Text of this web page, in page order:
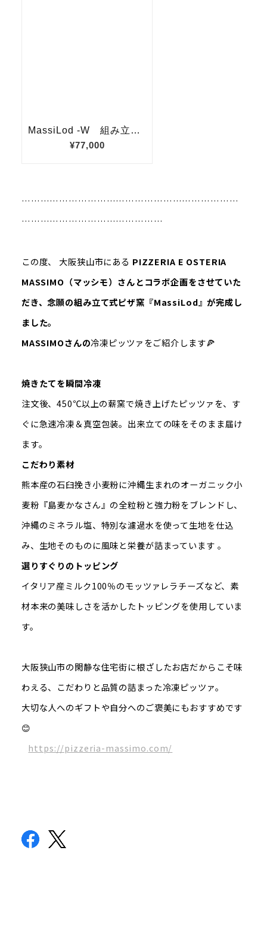
……………………………………………………………
………………………………………
この度、 大阪狭山市にある PIZZERIA E OSTERIA
MASSIMO（マッシモ）さんとコラボ企画をさせていた
だき、念願の組み立て式ピザ窯『MassiLod』が完成し
ました。
MASSIMOさんの冷凍ピッツァをご紹介します🍕
焼きたてを瞬間冷凍
注文後、450℃以上の薪窯で焼き上げたピッツァを、す
ぐに急速冷凍＆真空包装。出来立ての味をそのまま届け
ます。
こだわり素材
熊本産の石臼挽き小麦粉に沖縄生まれのオーガニック小
麦粉『島麦かなさん』の全粒粉と強力粉をブレンドし、
沖縄のミネラル塩、特別な濾過水を使って生地を仕込
み、生地そのものに風味と栄養が詰まっています 。
選りすぐりのトッピング
イタリア産ミルク100％のモッツァレラチーズなど、素
材本来の美味しさを活かしたトッピングを使用していま
す。
大阪狭山市の閑静な住宅街に根ざしたお店だからこそ味
わえる、こだわりと品質の詰まった冷凍ピッツァ。
大切な人へのギフトや自分へのご褒美にもおすすめです
😊
https://pizzeria-massimo.com/